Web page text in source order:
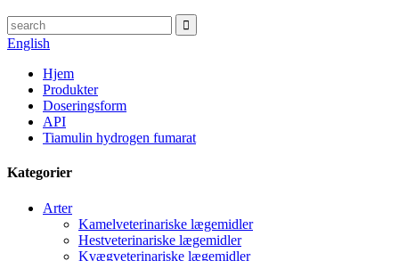
English
Hjem
Produkter
Doseringsform
API
Tiamulin hydrogen fumarat
Kategorier
Arter
Kamelveterinariske lægemidler
Hestveterinariske lægemidler
Kvægveterinariske lægemidler